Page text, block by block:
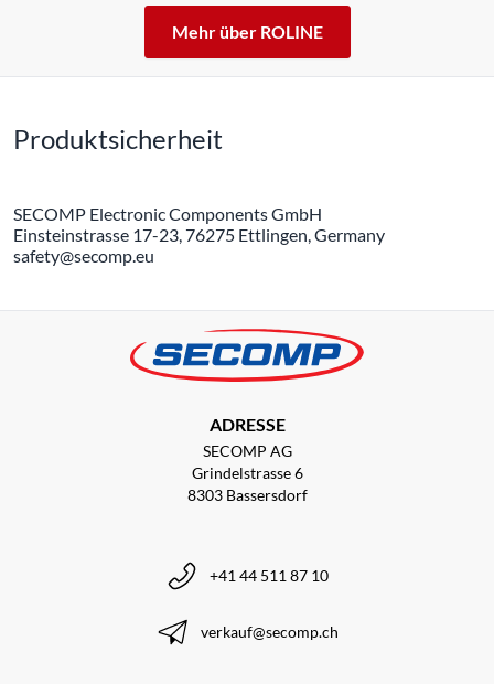
Mehr über ROLINE
Produktsicherheit
SECOMP Electronic Components GmbH
Einsteinstrasse 17-23, 76275 Ettlingen, Germany
safety@secomp.eu
ADRESSE
SECOMP AG
Grindelstrasse 6
8303 Bassersdorf
+41 44 511 87 10
verkauf@secomp.ch